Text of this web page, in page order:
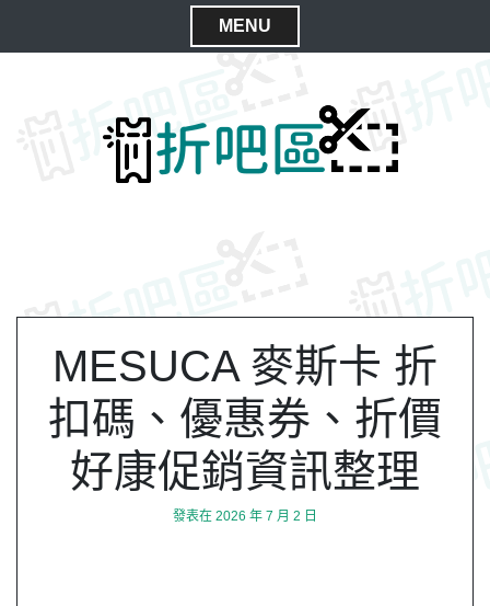
MENU
C
MESUCA 麥斯卡 折
扣碼、優惠券、折價
好康促銷資訊整理
發表在 2026 年 7 月 2 日